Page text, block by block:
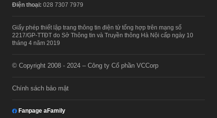
Điện thoại: 028 7307 7979
Giấy phép thiết lập trang thông tin điện tử tổng hợp trên mạng số
2217/GP-TTĐT do Sở Thông tin và Truyền thông Hà Nội cấp ngày 10
tháng 4 năm 2019
© Copyright 2008 - 2024 – Công ty Cổ phần VCCorp
Chính sách bảo mật
Fanpage aFamily